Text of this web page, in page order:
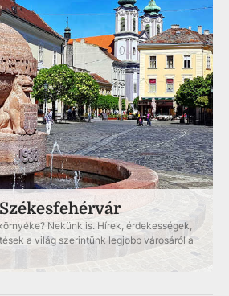
Nekünk is. Hírek, érdekességek,
a világ szerintünk legjobb városáról a